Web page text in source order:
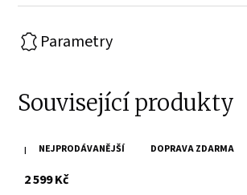
Parametry
Související produkty
NEJPRODÁVANĚJŠÍ DOPRAVA ZDARMA
Hnědá kožená kabelka SPIKES & SPARROW
2 599 Kčs DPH